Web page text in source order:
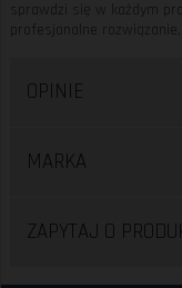
sprawdzi się w każdym
profesjonalne
OPINIE
MARKA
ZAPYTAJ O